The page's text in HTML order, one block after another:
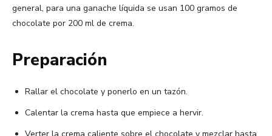
general, para una ganache líquida se usan 100 gramos de
chocolate por 200 ml de crema.
Preparación
Rallar el chocolate y ponerlo en un tazón.
Calentar la crema hasta que empiece a hervir.